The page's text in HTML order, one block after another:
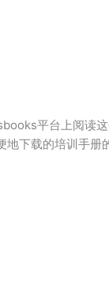
平台上阅读这
地下载的培训手册